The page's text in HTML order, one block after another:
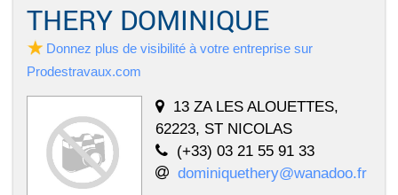
THERY DOMINIQUE
Donnez plus de visibilité à votre entreprise sur
Prodestravaux.com
13 ZA LES ALOUETTES,
62223, ST NICOLAS
(+33) 03 21 55 91 33
dominiquethery@wanadoo.fr